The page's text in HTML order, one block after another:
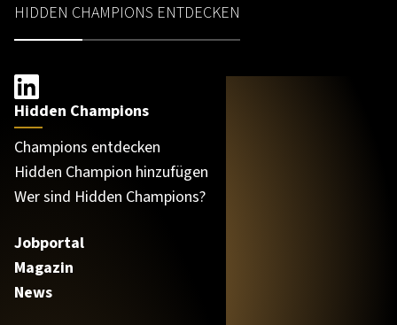
HIDDEN CHAMPIONS ENTDECKEN
Hidden Champions
Champions entdecken
Hidden Champion hinzufügen
Wer sind Hidden Champions?
Jobportal
Magazin
News